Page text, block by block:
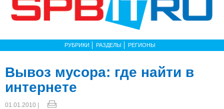
РУБРИКИ РАЗДЕЛЫ РЕГИОНЫ
Вывоз мусора: где найти в
интернете
01.01.2010 |